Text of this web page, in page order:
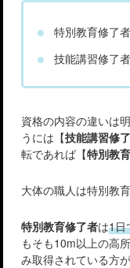
特別教育修了
技能講習修了
資格の内容の違いは明
うには【技能講習修
転であれば【特別教
大体の職人は特別教
特別教育修了者は1日
もそも10m以上の高
み取得されている方